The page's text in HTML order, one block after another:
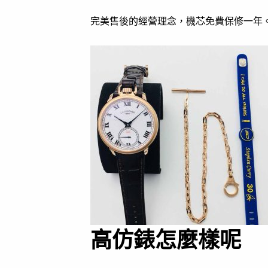
完美售後的經營理念，機芯免費保修一年
高仿錶怎麼樣呢